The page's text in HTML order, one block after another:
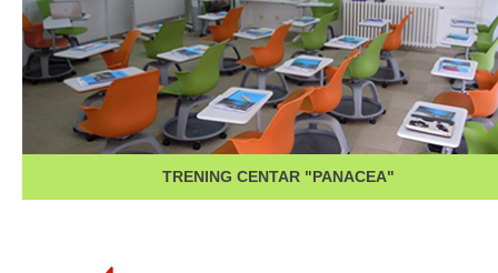
TRENING CENTAR "PANACEA"